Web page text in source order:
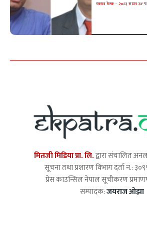
एकपत्र डेस्क - २०८३ साउन २४
मितजी मिडिया प्रा. लि.द्वारा संचालित
सूचना तथा प्रशारण विभाग दर्ता न.:
प्रेस काउन्सिल नेपाल सूचीकरण
सम्पादक:जयराज ओझा